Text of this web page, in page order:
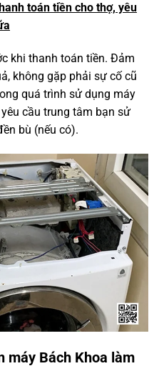
toán tiền cho thợ, yêu
khi thanh toán tiền. Đảm
không gặp phải sự cố cũ
quá trình sử dụng máy
cầu trung tâm bạn sử
bù (nếu có).
máy Bách Khoa làm